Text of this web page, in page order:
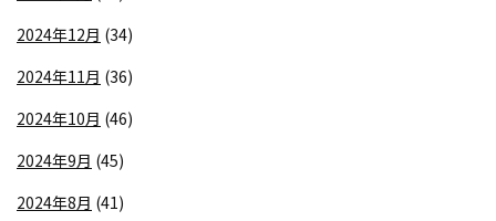
2024年12月 (34)
2024年11月 (36)
2024年10月 (46)
2024年9月 (45)
2024年8月 (41)